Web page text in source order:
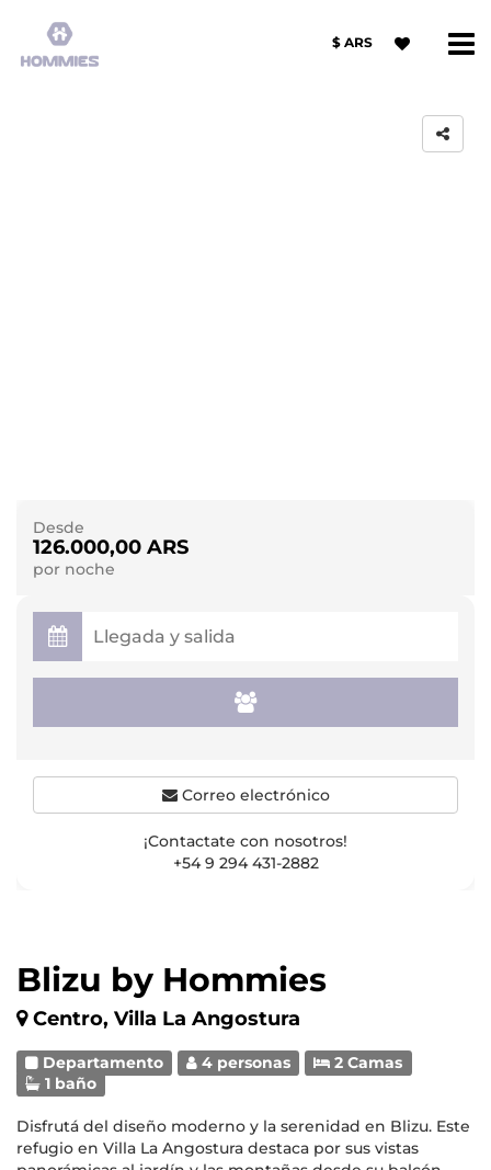
$ ARS
Blizu by Hommies
Centro, Villa La Angostura
Departamento 4 personas
2 Camas
1 baño
Disfrutá del diseño moderno y la serenidad en Blizu. Este
refugio en Villa La Angostura destaca por sus vistas
Desde
126.000,00 ARS
por noche
Correo electrónico
¡Contactate con nosotros!
+54 9 294 431-2882